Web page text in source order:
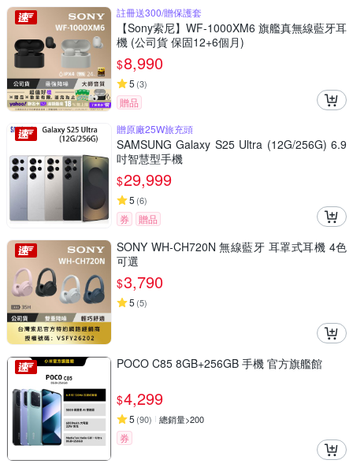
註冊送300/贈保護套
【Sony索尼】WF-1000XM6 旗艦真無線藍牙耳
機 (公司貨 保固12+6個月)
$8,990
5 (3)
贈品
贈原廠25W旅充頭
SAMSUNG Galaxy S25 Ultra (12G/256G) 6.9
吋智慧型手機
$29,999
5 (6)
券 贈品
SONY WH-CH720N 無線藍牙 耳罩式耳機 4色
可選
$3,790
5 (5)
POCO C85 8GB+256GB 手機 官方旗艦館
$4,299
5 (90) 總銷量>200
券